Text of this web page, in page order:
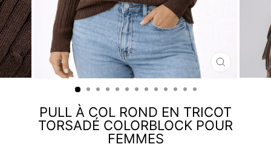
FERMER
(ESC)
PULL À COL ROND EN TRICOT
TORSADÉ COLORBLOCK POUR
FEMMES